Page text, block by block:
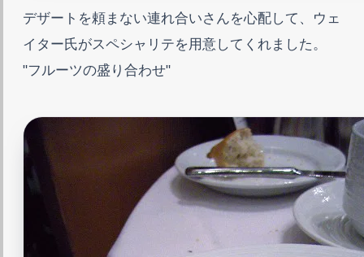
デザートを頼まない連れ合いさんを心配して、ウェ
イター氏がスペシャリテを用意してくれました。
"フルーツの盛り合わせ"